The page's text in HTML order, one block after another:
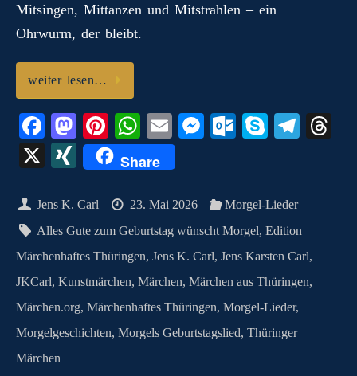
Mitsingen, Mittanzen und Mitstrahlen – ein
Ohrwurm, der bleibt.
weiter lesen…
Fa
ce
bo
ok
M
as
to
do
n
Pi
nt
er
es
t
W
ha
ts
A
pp
E
m
ail
M
ng
er
O
ok
.c
o
m
S
Te
m
X
X
N
G
Share
Jens K. Carl 23. Mai 2026
Morgel-Lieder
Alles Gute zum Geburtstag wünscht Morgel,Edition
Märchenhaftes Thüringen, Jens K. Carl, Jens Karsten Carl,
JKCarl, Kunstmärchen, Märchen, Märchen aus Thüringen,
Märchen.org, Märchenhaftes Thüringen, Morgel-Lieder,
Morgelgeschichten, Morgels Geburtstagslied, Thüringer
Märchen